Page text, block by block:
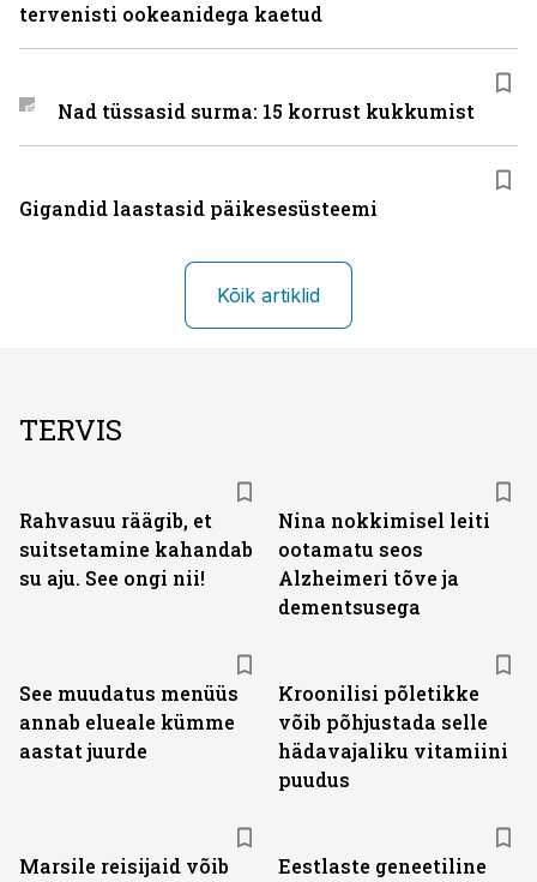
tervenisti ookeanidega kaetud
Nad tüssasid surma: 15 korrust kukkumist
Gigandid laastasid päikesesüsteemi
Kõik artiklid
TERVIS
Rahvasuu räägib, et
suitsetamine kahandab
su aju. See ongi nii!
Nina nokkimisel leiti
ootamatu seos
Alzheimeri tõve ja
dementsusega
See muudatus menüüs
annab elueale kümme
aastat juurde
Kroonilisi põletikke
võib põhjustada selle
hädavajaliku vitamiini
puudus
Marsile reisijaid võib Eestlaste geneetiline